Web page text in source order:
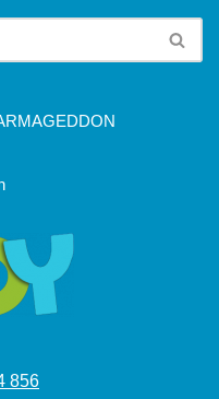
856